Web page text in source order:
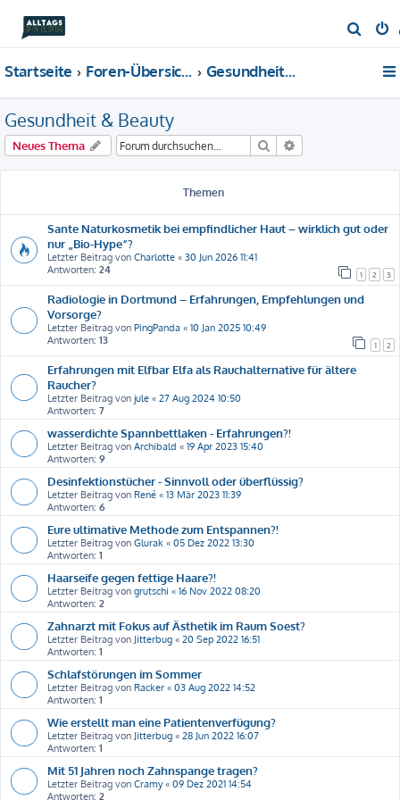
u
Startseite Foren-Übersicht Gesundheit & Beauty
Gesundheit & Beauty
Neues Thema Suche
Themen
Sante Naturkosmetik bei empfindlicher Haut – wirklich gut oder
nur „Bio-Hype“?
Letzter Beitrag von Charlotte « 30 Jun 2026 11:41
Antworten: 24 1 2 3
Radiologie in Dortmund – Erfahrungen, Empfehlungen und
Vorsorge?
Letzter Beitrag von PingPanda « 10 Jan 2025 10:49
Antworten: 13 1 2
Erfahrungen mit Elfbar Elfa als Rauchalternative für ältere
Raucher?
Letzter Beitrag von jule « 27 Aug 2024 10:50
Antworten: 7
wasserdichte Spannbettlaken - Erfahrungen?!
Letzter Beitrag von Archibald « 19 Apr 2023 15:40
Antworten: 9
Desinfektionstücher - Sinnvoll oder überflüssig?
Letzter Beitrag von René « 13 Mär 2023 11:39
Antworten: 6
Eure ultimative Methode zum Entspannen?!
Letzter Beitrag von Glurak « 05 Dez 2022 13:30
Antworten: 1
Haarseife gegen fettige Haare?!
Letzter Beitrag von grutschi « 16 Nov 2022 08:20
Antworten: 2
Zahnarzt mit Fokus auf Ästhetik im Raum Soest?
Letzter Beitrag von Jitterbug « 20 Sep 2022 16:51
Antworten: 1
Schlafstörungen im Sommer
Letzter Beitrag von Racker « 03 Aug 2022 14:52
Antworten: 1
Wie erstellt man eine Patientenverfügung?
Letzter Beitrag von Jitterbug « 28 Jun 2022 16:07
Antworten: 1
Mit 51 Jahren noch Zahnspange tragen?
Letzter Beitrag von Cramy« 09 Dez 2021 14:54
Antworten: 2